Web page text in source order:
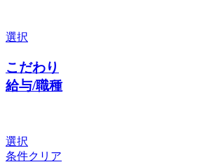
選択
こだわり
給与/職種
選択
条件クリア